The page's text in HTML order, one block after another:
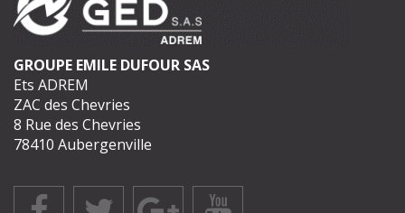
GROUPE EMILE DUFOUR SAS
Ets ADREM
ZAC des Chevries
8 Rue des Chevries
78410 Aubergenville